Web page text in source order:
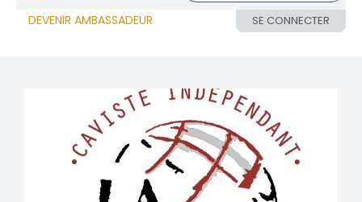
DEVENIR AMBASSADEUR SE CONNECTER